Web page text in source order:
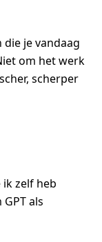
je vandaag
om het werk
scherper
ik zelf heb
als